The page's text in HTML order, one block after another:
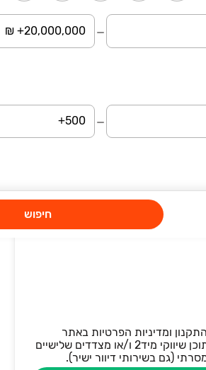
חיפוש
עמוד 2 מתוך 20
ומדיניות הפרטיות באתר
ומאשר/ת קבלת תוכן שיווקי מיד2 ו/או מצדדים שלישיים
(גם בשירותי דיוור ישיר).